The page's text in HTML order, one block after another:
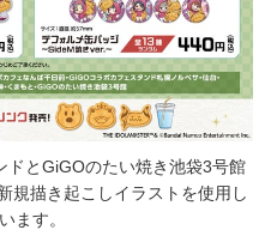
とGiGOのたい焼き池袋3号館
規描き起こしイラストを使用し
ます。